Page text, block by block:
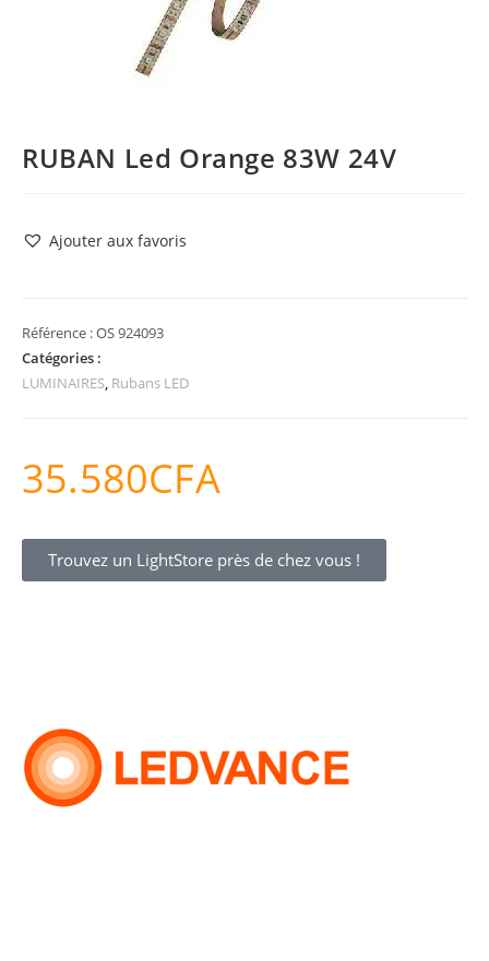
RUBAN Led Orange 83W 24V
Ajouter aux favoris
Référence :OS 924093
Catégories :
LUMINAIRES Rubans LED
35.580CFA
Trouvez un LightStore près de chez vous !